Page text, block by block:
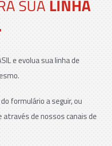
SUA LINHA
e evolua sua linha de
formulário a seguir, ou
de nossos canais de